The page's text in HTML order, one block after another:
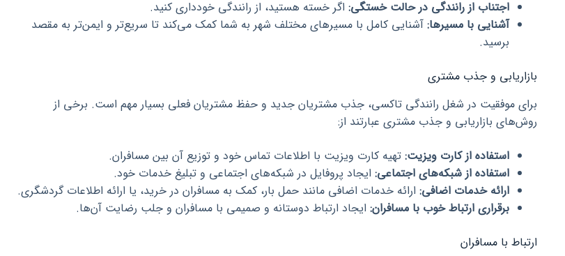
اجتناب از رانندگی در حالت خستگی: اگر خسته هستید، از رانندگی خودداری کنید.
آشنایی با مسیرها: آشنایی کامل با مسیرهای مختلف شهر به شما کمک می‌کند تا سریع‌تر و ایمن‌تر به مقصد
برسید.
بازاریابی و جذب مشتری
برای موفقیت در شغل رانندگی تاکسی، جذب مشتریان جدید و حفظ مشتریان فعلی بسیار مهم است. برخی از
روش‌های بازاریابی و جذب مشتری عبارتند از:
استفاده از کارت ویزیت: تهیه کارت ویزیت با اطلاعات تماس خود و توزیع آن بین مسافران.
استفاده از شبکه‌های اجتماعی: ایجاد پروفایل در شبکه‌های اجتماعی و تبلیغ خدمات خود.
ارائه خدمات اضافی: ارائه خدمات اضافی مانند حمل بار، کمک به مسافران در خرید، یا ارائه اطلاعات گردشگری.
برقراری ارتباط خوب با مسافران: ایجاد ارتباط دوستانه و صمیمی با مسافران و جلب رضایت آن‌ها.
ارتباط با مسافران